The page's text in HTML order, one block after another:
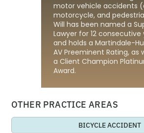
motor vehicle accidents
motorcycle, and
Will has been named a
Lawyer for 12 consecutive
and holds a Martindale-
AV Preeminent Rating, as
a Client Champion
Award.
OTHER PRACTICE AREAS
BICYCLE ACCIDENT